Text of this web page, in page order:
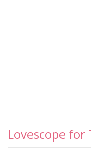
Lovescope for